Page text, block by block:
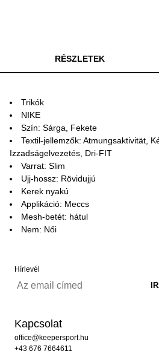
RÉSZLETEK
Trikók
NIKE
Szín: Sárga, Fekete
Textil-jellemzők: Atmungsaktivität,
Izzadságelvezetés, Dri-FIT
Varrat: Slim
Ujj-hossz: Rövidujjú
Kerek nyakú
Applikáció: Meccs
Mesh-betét: hátul
Nem: Női
Hírlevél
Kapcsolat
office@keepersport.hu
+43 676 7664611